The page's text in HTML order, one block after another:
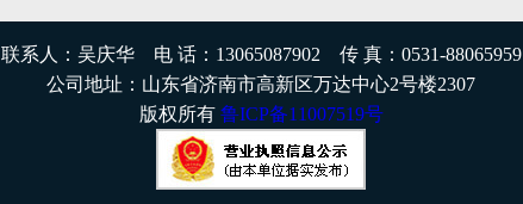
联系人：吴庆华 电 话：13065087902 传 真：0531-88065959
公司地址：山东省济南市高新区万达中心2号楼2307
版权所有 鲁ICP备11007519号